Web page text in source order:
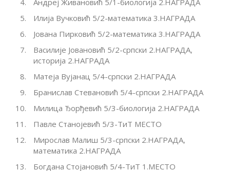
Андреј Живановић 5/1-биологија 2.НАГРАДА
Илија Вучковић 5/2-математика 3.НАГРАДА
Јована Пирковић 5/2-математика 3.НАГРАДА
Василије Јовановић 5/2-српски 2.НАГРАДА,
историја 2.НАГРАДА
Матеја Вујанац 5/4-српски 2.НАГРАДА
Бранислав Стевановић 5/4-српски 2.НАГРАДА
Милица Ђорђевић 5/3-биологија 2.НАГРАДА
Павле Станојевић 5/3-ТиТ МЕСТО
Мирослав Малиш 5/3-српски 2.НАГРАДА,
математика 2.НАГРАДА
Богдана Стојановић 5/4-ТиТ 1.МЕСТО